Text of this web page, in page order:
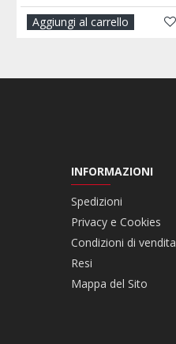
al carrello
INFORMAZIONI
Spedizioni
Privacy e Cookies
Condizioni di vendita
Resi
Mappa del Sito